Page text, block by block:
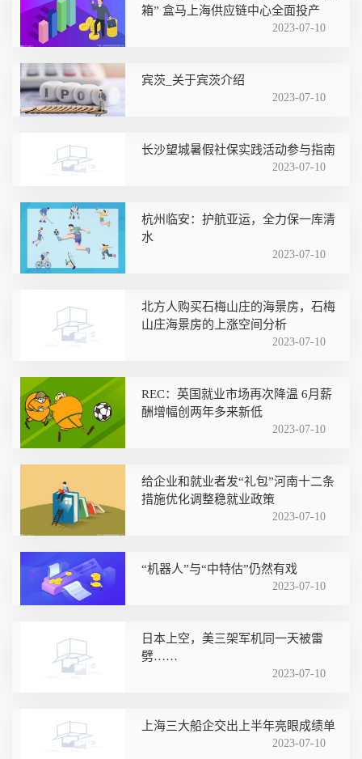
箱” 盒马上海供应链中心全面投产
2023-07-10
宾茨_关于宾茨介绍
2023-07-10
长沙望城暑假社保实践活动参与指南
2023-07-10
杭州临安：护航亚运，全力保一库清
水
2023-07-10
北方人购买石梅山庄的海景房，石梅
山庄海景房的上涨空间分析
2023-07-10
REC：英国就业市场再次降温 6月薪
酬增幅创两年多来新低
2023-07-10
给企业和就业者发“礼包”河南十二条
措施优化调整稳就业政策
2023-07-10
“机器人”与“中特估”仍然有戏
2023-07-10
日本上空，美三架军机同一天被雷
劈……
2023-07-10
上海三大船企交出上半年亮眼成绩单
2023-07-10